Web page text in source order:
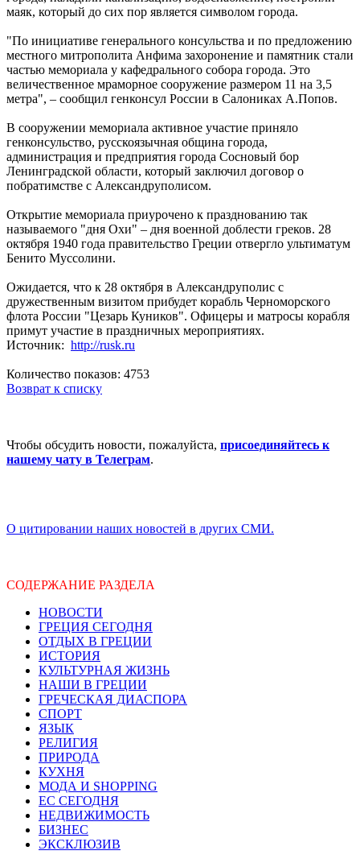
маяк, который до сих пор является символом города.
"По инициативе генерального консульства и по предложению
местного митрополита Анфима захоронение и памятник стали
частью мемориала у кафедрального собора города. Это
величественное мраморное сооружение размером 11 на 3,5
метра", – сообщил генконсул России в Салониках А.Попов.
В сооружении мемориала активное участие приняло
генконсульство, русскоязычная община города,
администрация и предприятия города Сосновый бор
Ленинградской области, который заключил договор о
побратимстве с Александруполисом.
Открытие мемориала приурочено к празднованию так
называемого "дня Охи" – дня военной доблести греков. 28
октября 1940 года правительство Греции отвергло ультиматум
Бенито Муссолини.
Ожидается, что к 28 октября в Александруполис с
дружественным визитом прибудет корабль Черноморского
флота России "Цезарь Куников". Офицеры и матросы корабля
примут участие в праздничных мероприятиях.
Источник: http://rusk.ru
Количество показов: 4753
Возврат к списку
Чтобы обсудить новости, пожалуйста, присоединяйтесь к
нашему чату в Телеграм.
О цитировании наших новостей в других СМИ.
СОДЕРЖАНИЕ РАЗДЕЛА
НОВОСТИ
ГРЕЦИЯ СЕГОДНЯ
ОТДЫХ В ГРЕЦИИ
ИСТОРИЯ
КУЛЬТУРНАЯ ЖИЗНЬ
НАШИ В ГРЕЦИИ
ГРЕЧЕСКАЯ ДИАСПОРА
СПОРТ
ЯЗЫК
РЕЛИГИЯ
ПРИРОДА
КУХНЯ
МОДА И SHOPPING
ЕС СЕГОДНЯ
НЕДВИЖИМОСТЬ
БИЗНЕС
ЭКСКЛЮЗИВ